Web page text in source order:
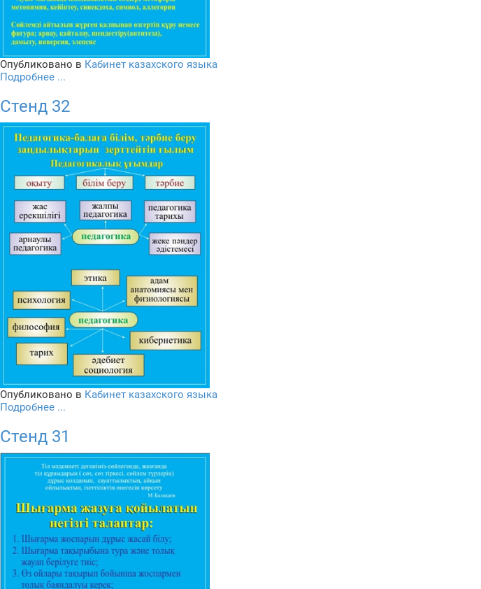
Опубликовано в Кабинет казахского языка
Подробнее ...
Стенд 32
Опубликовано в Кабинет казахского языка
Подробнее ...
Стенд 31